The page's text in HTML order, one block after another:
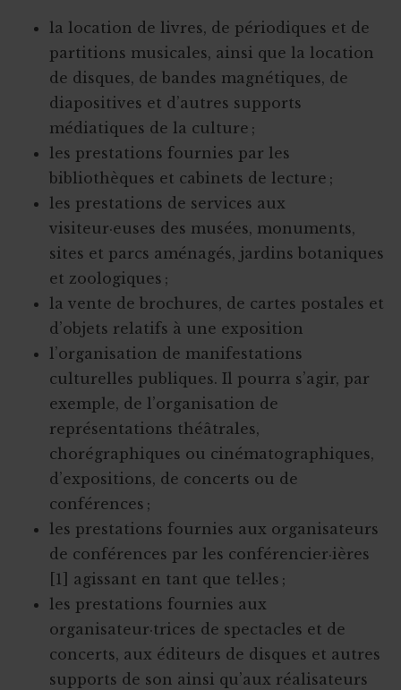
la location de livres, de périodiques et de
partitions musicales, ainsi que la location
de disques, de bandes magnétiques, de
diapositives et d’autres supports
médiatiques de la culture ;
les prestations fournies par les
bibliothèques et cabinets de lecture ;
les prestations de services aux
visiteur·euses des musées, monuments,
sites et parcs aménagés, jardins botaniques
et zoologiques ;
la vente de brochures, de cartes postales et
d’objets relatifs à une exposition
l’organisation de manifestations
culturelles publiques. Il pourra s’agir, par
exemple, de l’organisation de
représentations théâtrales,
chorégraphiques ou cinématographiques,
d’expositions, de concerts ou de
conférences ;
les prestations fournies aux organisateurs
de conférences par les conférencier·ières
[1] agissant en tant que tel·les ;
les prestations fournies aux
organisateur·trices de spectacles et de
concerts, aux éditeurs de disques et autres
supports de son ainsi qu’aux réalisateurs